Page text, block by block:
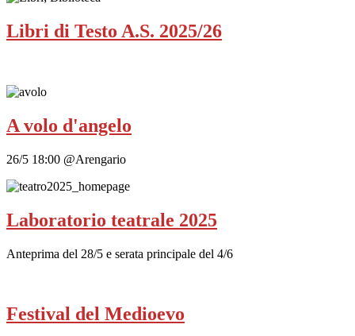
Libri di Testo A.S. 2025/26
A volo d'angelo
26/5 18:00 @Arengario
Laboratorio teatrale 2025
Anteprima del 28/5 e serata principale del 4/6
Festival del Medioevo